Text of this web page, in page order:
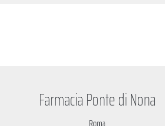
Farmacia Ponte di Nona